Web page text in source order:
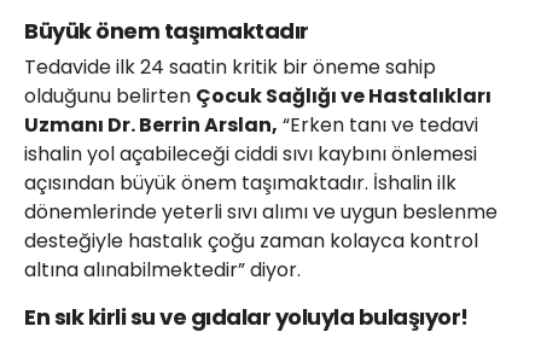
Büyük önem taşımaktadır
Tedavide ilk 24 saatin kritik bir öneme sahip
olduğunu belirten Çocuk Sağlığı ve Hastalıkları
Uzmanı Dr. Berrin Arslan, “Erken tanı ve tedavi
ishalin yol açabileceği ciddi sıvı kaybını önlemesi
açısından büyük önem taşımaktadır. İshalin ilk
dönemlerinde yeterli sıvı alımı ve uygun beslenme
desteğiyle hastalık çoğu zaman kolayca kontrol
altına alınabilmektedir” diyor.
En sık kirli su ve gıdalar yoluyla bulaşıyor!